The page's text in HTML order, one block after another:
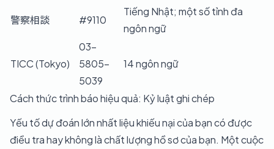
警察相談 #9110
Tiếng Nhật; một số tỉnh đa
ngôn ngữ
TICC (Tokyo)
03-
5805-
5039
14 ngôn ngữ
Cách thức trình báo hiệu quả: Kỷ luật ghi chép
Yếu tố dự đoán lớn nhất liệu khiếu nại của bạn có được
điều tra hay không là chất lượng hồ sơ của bạn. Một cuộc